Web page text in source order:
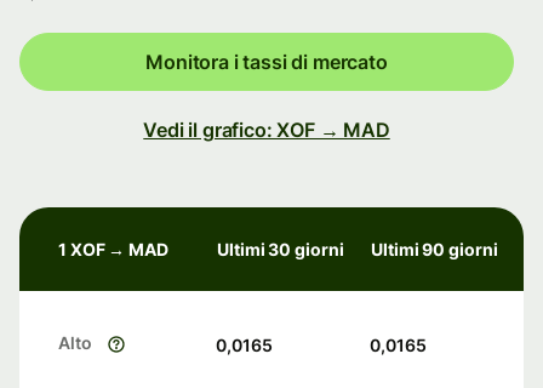
Monitora i tassi di mercato
Vedi il grafico: XOF → MAD
1 XOF → MAD Ultimi 30 giorni Ultimi 90 giorni
Alto 0,0165 0,0165